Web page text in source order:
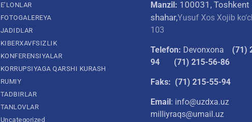
E’LONLAR
FOTOGALEREYA
JADIDLAR
KIBERXAVFSIZLIK
KONFERENSIYALAR
KORRUPSIYAGA QARSHI KURASH
RUMIY
TADBIRLAR
TANLOVLAR
Uncategorized
Manzil: 100031, Toshkent
shahar,Yusuf Xos Xojib
103
Telefon: Devonxona (71)
94
(71) 215-56-86
Faks: (71) 215-55-94
Email: info@uzdxa.uz
milliyraqs@umail.uz